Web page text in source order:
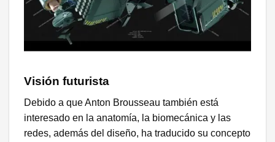
Visión futurista
Debido a que Anton Brousseau también está
interesado en la anatomía, la biomecánica y las
redes, además del diseño, ha traducido su concepto